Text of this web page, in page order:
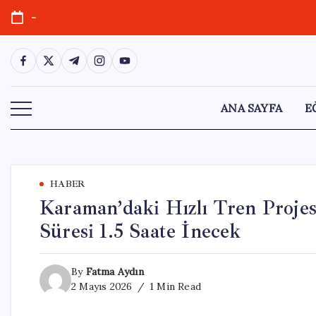
Skip
content
-
https://www.facebook.com/
https://twitter.com/
https://t.me/
https://www.instagram.com/
https://youtube.com/
ANA SAYFA
HABER
Karaman’daki Hızlı Tren
Süresi 1.5 Saate İnecek
By Fatma Aydın
2 Mayıs 2026
1 Min Read